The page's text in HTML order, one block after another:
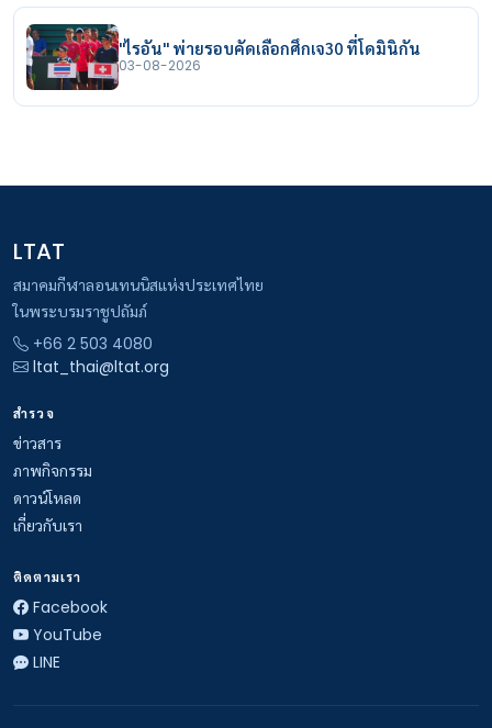
"ไรอัน" พ่ายรอบคัดเลือกศึกเจ30 ที่โดมินิกัน
03-08-2026
LTAT
สมาคมกีฬาลอนเทนนิสแห่งประเทศไทย
ในพระบรมราชูปถัมภ์
+66 2 503 4080
ltat_thai@ltat.org
สำรวจ
ข่าวสาร
ภาพกิจกรรม
ดาวน์โหลด
เกี่ยวกับเรา
ติดตามเรา
Facebook
YouTube
LINE